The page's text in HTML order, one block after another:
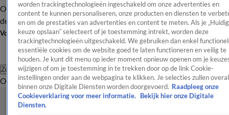
OverzichtAfleveringen Entertainment TV Algemeen
Tip
de redactieNieuwsbrief
Volg Shownieuws
Zoeken
OverzichtEntertainmentSpraakmakendRealityCrimeVideo's
worden trackingtechnologieën ingeschakeld om onze advertenties en
content te kunnen personaliseren, onze producten en diensten te
en om de prestaties van advertenties en content te meten. Als je
keuze opslaan” selecteert of je toestemming intrekt, worden deze
trackingtechnologieën uitgeschakeld. We gebruiken dan enkel
essentiële cookies om de website goed te laten functioneren en veilig te
houden. Je kunt dit menu op ieder moment opnieuw openen om je
wijzigen of om je toestemming in te trekken door op de link Cookie-
instellingen onder aan de webpagina te klikken. Je selecties zullen overal
binnen onze Digitale Diensten worden doorgevoerd. Raadpleeg onze
Cookieverklaring voor meer informatie.
Bekijk hier onze Digitale
Diensten.